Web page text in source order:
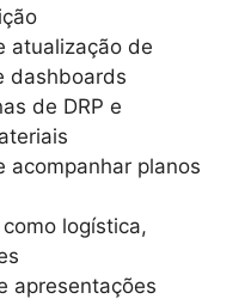
atualização de
dashboards
de DRP e
acompanhar planos
logística,
apresentações